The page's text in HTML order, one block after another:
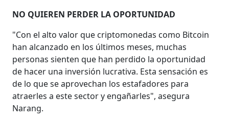
NO QUIEREN PERDER LA OPORTUNIDAD
"Con el alto valor que criptomonedas como Bitcoin
han alcanzado en los últimos meses, muchas
personas sienten que han perdido la oportunidad
de hacer una inversión lucrativa. Esta sensación es
de lo que se aprovechan los estafadores para
atraerles a este sector y engañarles", asegura
Narang.